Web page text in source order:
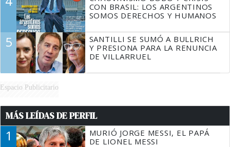
CON BRASIL: LOS ARGENTINOS
SOMOS DERECHOS Y HUMANOS
5
SANTILLI SE SUMÓ A BULLRICH
Y PRESIONA PARA LA RENUNCIA
DE VILLARRUEL
Espacio Publicitario
MÁS LEÍDAS DE PERFIL
1
MURIÓ JORGE MESSI, EL PAPÁ
DE LIONEL MESSI